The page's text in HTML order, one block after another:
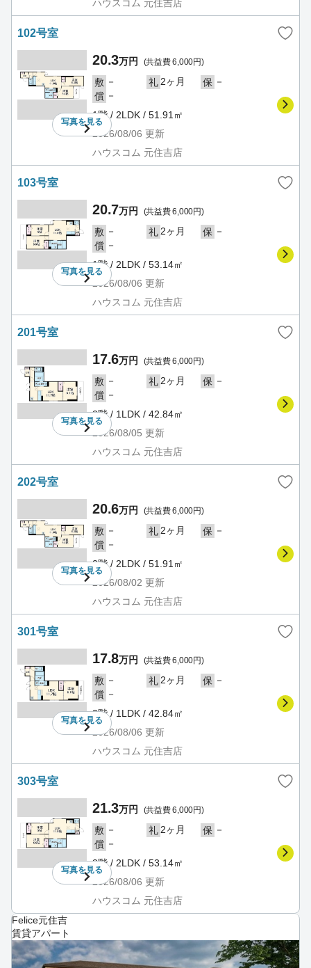
ハウスコム 元住吉店
102号室
写真を見る
20.3万円 (共益費 6,000円)
敷 － 礼 2ヶ月 保 －
償 －
1階 / 2LDK / 51.91㎡
2026/08/06 更新
ハウスコム 元住吉店
103号室
写真を見る
20.7万円 (共益費 6,000円)
敷 － 礼 2ヶ月 保 －
償 －
1階 / 2LDK / 53.14㎡
2026/08/06 更新
ハウスコム 元住吉店
201号室
写真を見る
17.6万円 (共益費 6,000円)
敷 － 礼 2ヶ月 保 －
償 －
2階 / 1LDK / 42.84㎡
2026/08/05 更新
ハウスコム 元住吉店
202号室
写真を見る
20.6万円 (共益費 6,000円)
敷 － 礼 2ヶ月 保 －
償 －
2階 / 2LDK / 51.91㎡
2026/08/02 更新
ハウスコム 元住吉店
301号室
写真を見る
17.8万円 (共益費 6,000円)
敷 － 礼 2ヶ月 保 －
償 －
3階 / 1LDK / 42.84㎡
2026/08/06 更新
ハウスコム 元住吉店
303号室
写真を見る
21.3万円 (共益費 6,000円)
敷 － 礼 2ヶ月 保 －
償 －
3階 / 2LDK / 53.14㎡
2026/08/06 更新
ハウスコム 元住吉店
Felice元住吉
賃貸アパート